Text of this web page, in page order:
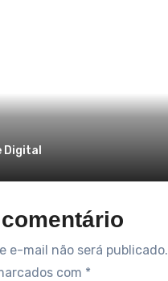
e-mail não será publicado.
com *